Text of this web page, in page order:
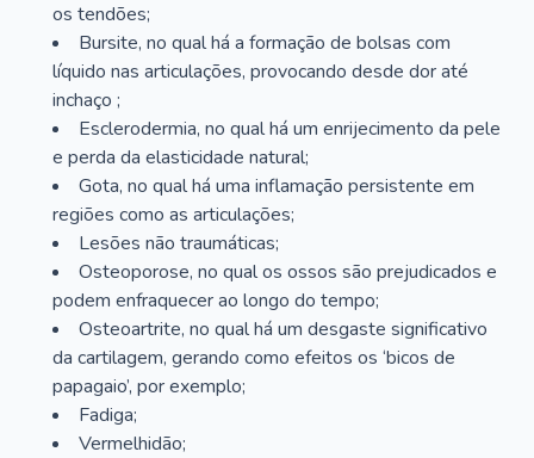
os tendões;
Bursite, no qual há a formação de bolsas com
líquido nas articulações, provocando desde dor até
inchaço ;
Esclerodermia, no qual há um enrijecimento da pele
e perda da elasticidade natural;
Gota, no qual há uma inflamação persistente em
regiões como as articulações;
Lesões não traumáticas;
Osteoporose, no qual os ossos são prejudicados e
podem enfraquecer ao longo do tempo;
Osteoartrite, no qual há um desgaste significativo
da cartilagem, gerando como efeitos os ‘bicos de
papagaio’, por exemplo;
Fadiga;
Vermelhidão;